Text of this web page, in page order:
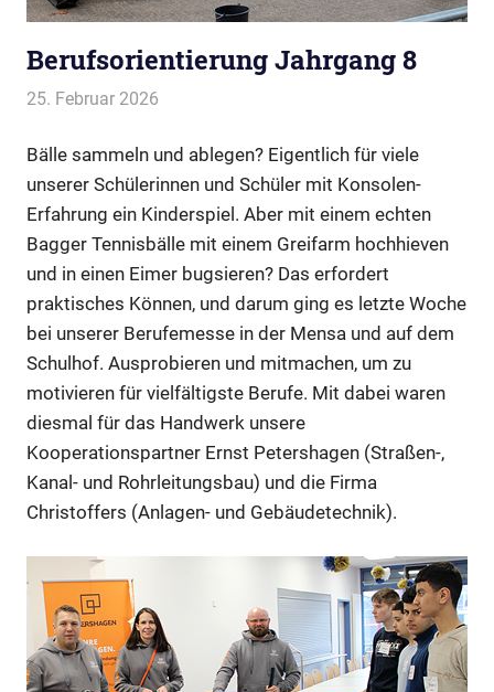
Berufsorientierung Jahrgang 8
25. Februar 2026
Bälle sammeln und ablegen? Eigentlich für viele
unserer Schülerinnen und Schüler mit Konsolen-
Erfahrung ein Kinderspiel. Aber mit einem echten
Bagger Tennisbälle mit einem Greifarm hochhieven
und in einen Eimer bugsieren? Das erfordert
praktisches Können, und darum ging es letzte Woche
bei unserer Berufemesse in der Mensa und auf dem
Schulhof. Ausprobieren und mitmachen, um zu
motivieren für vielfältigste Berufe. Mit dabei waren
diesmal für das Handwerk unsere
Kooperationspartner Ernst Petershagen (Straßen-,
Kanal- und Rohrleitungsbau) und die Firma
Christoffers (Anlagen- und Gebäudetechnik).